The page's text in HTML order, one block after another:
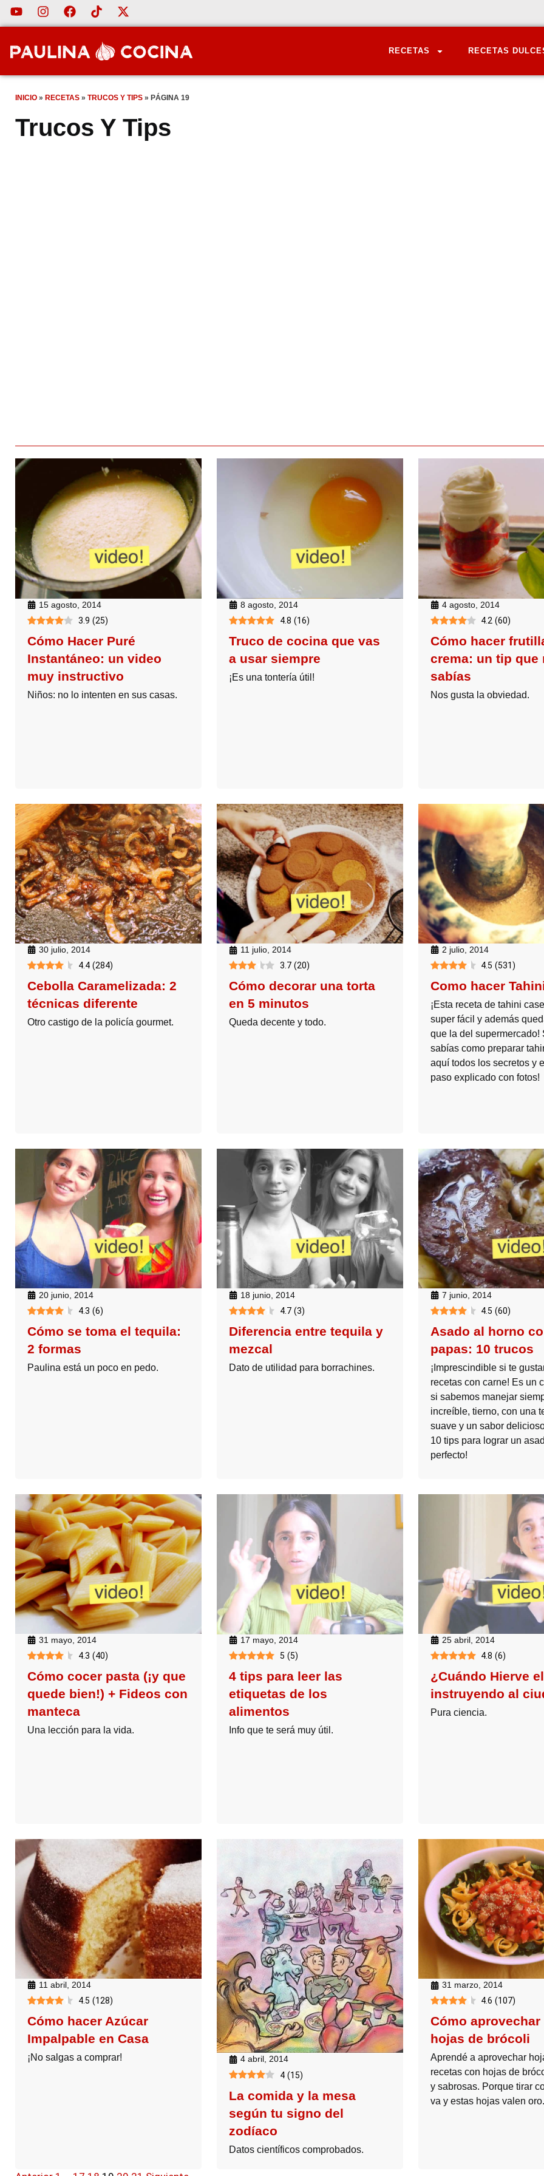
RECETAS RECETAS
INICIO » RECETAS » TRUCOS Y TIPS » PÁGINA 19
Trucos Y Tips
15 agosto, 2014
3.9 (25)
Cómo Hacer Puré
Instantáneo: un video
muy instructivo
Niños: no lo intenten en sus casas.
8 agosto, 2014
4.8 (16)
Truco de cocina que vas
a usar siempre
¡Es una tontería útil!
4 agosto, 2014
4.2 (60)
Cómo hacer
crema: un tip que
sabías
Nos gusta la obviedad.
30 julio, 2014
4.4 (284)
Cebolla Caramelizada: 2
técnicas diferente
Otro castigo de la policía gourmet.
11 julio, 2014
3.7 (20)
Cómo decorar una torta
en 5 minutos
Queda decente y todo.
2 julio, 2014
4.5 (531)
Como hacer
¡Esta receta de tahini
super fácil y además
que la del supermercado!
sabías como preparar
aquí todos los secretos y
paso explicado con fotos!
20 junio, 2014
4.3 (6)
Cómo se toma el tequila:
2 formas
Paulina está un poco en pedo.
18 junio, 2014
4.7 (3)
Diferencia entre tequila y
mezcal
Dato de utilidad para borrachines.
7 junio, 2014
4.5 (60)
Asado al horno
papas: 10 trucos
¡Imprescindible si te
recetas con carne! Es un
si sabemos manejar
increíble, tierno, con una
suave y un sabor
10 tips para lograr un
perfecto!
31 mayo, 2014
4.3 (40)
Cómo cocer pasta (¡y que
quede bien!) + Fideos con
manteca
Una lección para la vida.
17 mayo, 2014
5 (5)
4 tips para leer las
etiquetas de los
alimentos
Info que te será muy útil.
25 abril, 2014
4.8 (6)
¿Cuándo Hierve
instruyendo al
Pura ciencia.
11 abril, 2014
4.5 (128)
Cómo hacer Azúcar
Impalpable en Casa
¡No salgas a comprar!
4 abril, 2014
4 (15)
La comida y la mesa
según tu signo del
zodíaco
Datos científicos comprobados.
31 marzo, 2014
4.6 (107)
Cómo aprovechar
hojas de brócoli
Aprendé a aprovechar
recetas con hojas de
y sabrosas. Porque tirar
va y estas hojas valen oro.